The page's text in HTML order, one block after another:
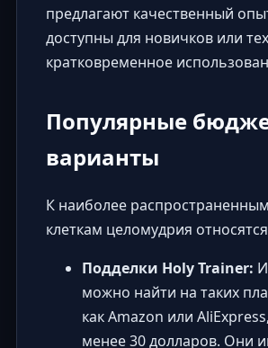
предлагают качественный
доступны для новичков или
кратковременное
Популярные
варианты
К наиболее
клеткам целомудрия
Подделки Holy Trainer:
можно найти на таких
как Amazon или
менее 30 долларов. Они